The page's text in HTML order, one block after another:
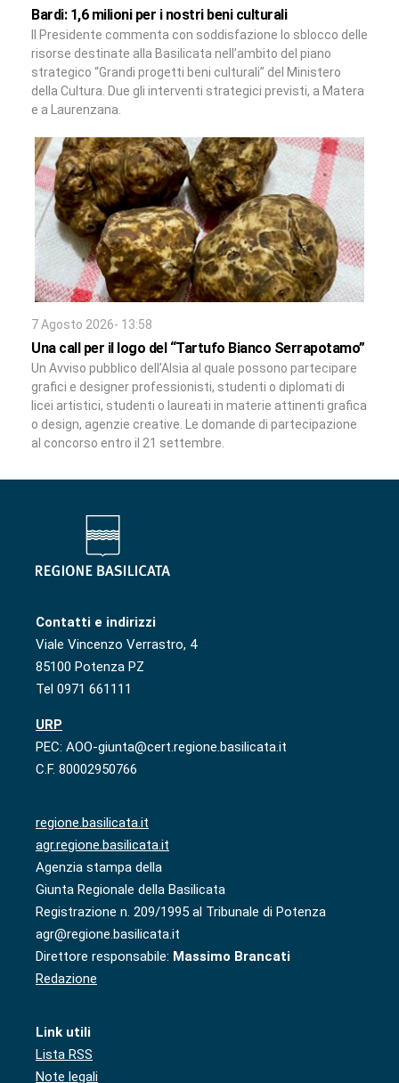
Bardi: 1,6 milioni per i nostri beni culturali
Il Presidente commenta con soddisfazione lo sblocco delle
risorse destinate alla Basilicata nell’ambito del piano
strategico “Grandi progetti beni culturali” del Ministero
della Cultura. Due gli interventi strategici previsti, a Matera
e a Laurenzana.
7 Agosto 2026- 13:58
Una call per il logo del “Tartufo Bianco Serrapotamo”
Un Avviso pubblico dell’Alsia al quale possono partecipare
grafici e designer professionisti, studenti o diplomati di
licei artistici, studenti o laureati in materie attinenti grafica
o design, agenzie creative. Le domande di partecipazione
al concorso entro il 21 settembre.
Contatti e indirizzi
Viale Vincenzo Verrastro, 4
85100 Potenza PZ
Tel 0971 661111
URP
PEC: AOO-giunta@cert.regione.basilicata.it
C.F. 80002950766
regione.basilicata.it
agr.regione.basilicata.it
Agenzia stampa della
Giunta Regionale della Basilicata
Registrazione n. 209/1995 al Tribunale di Potenza
agr@regione.basilicata.it
Direttore responsabile: Massimo Brancati
Redazione
Link utili
Lista RSS
Note legali